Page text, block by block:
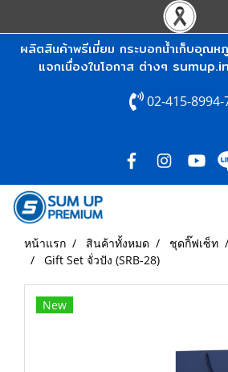
ผลิตสินค้าพรีเมี่ยม กระบอกน้ำเก็บอุณ
แจกเนื่องในโอกาส ต่างๆ
02-415-8994-
หน้าแรก สินค้าทั้งหมด ชุดกิ๊ฟเซ็ท
Gift Set จั่วปัง (SRB-28)
New